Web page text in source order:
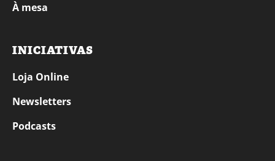
À mesa
INICIATIVAS
Loja Online
Newsletters
Podcasts